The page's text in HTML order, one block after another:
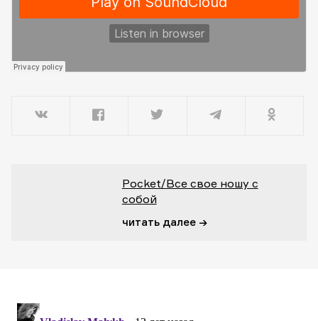
Pocket/Все свое ношу с
собой
читать далее →